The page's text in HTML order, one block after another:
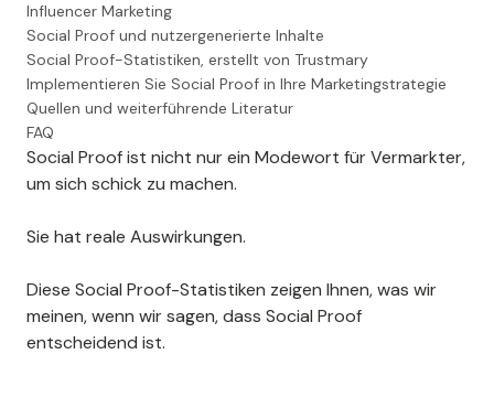
Influencer Marketing
Social Proof und nutzergenerierte Inhalte
Social Proof-Statistiken, erstellt von Trustmary
Implementieren Sie Social Proof in Ihre Marketingstrategie
Quellen und weiterführende Literatur
FAQ
Social Proof ist nicht nur ein Modewort für Vermarkter,
um sich schick zu machen.
Sie hat reale Auswirkungen.
Diese Social Proof-Statistiken zeigen Ihnen, was wir
meinen, wenn wir sagen, dass Social Proof
entscheidend ist.
Demo anfordern
MediPlan/Max, Owner-Agent, USA
Rudolf has been amazing in
helping me set up my trustmary
responds promptly to my